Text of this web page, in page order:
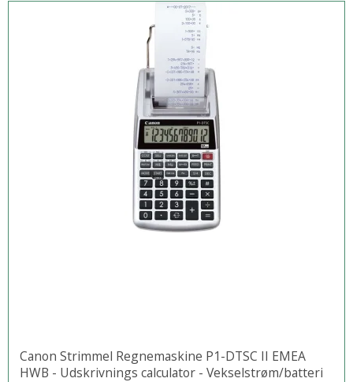
Canon Strimmel Regnemaskine P1-DTSC II EMEA
HWB - Udskrivnings calculator - Vekselstrøm/batteri